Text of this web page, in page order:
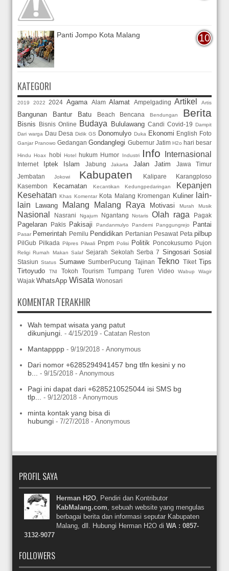
Panti Jompo Kota Malang
KATEGORI
2019 2022 2024 Agama Alam Alamat Ampelgading Artikel Artis
Bangunan Bantur Batu Beach Bencana Bendungan Berita
Bisnis Bisnis Online Budaya Bululawang Candi Covid-19 Dampit
Dari warga Dau Desa Didik GS Donomulyo Duka Ekonomi English Foto
Ganjar Pranowo Gedangan Gondanglegi Gubernur Jatim H2o hari besar
Hindu Hoax hobi Hotel hukum Humor Industri Info Internasional
Internet Iptek Islam Jabung Jakarta Jalan Jatim
Jawa Timur
Jembatan
Jokowi Kabupaten Kalipare
Karangploso
Kasembon
Kecamatan Kecantikan Kedungpedaringan
Kepanjen
Kesehatan Khas Komentar Kota Malang Kromengan Kuliner
lain-
lain
Lawang Malang Malang Raya Motivasi Murah Musik
Nasional Nasrani Ngajum Ngantang Notaris Olah raga Pagak
Pagelaran Pakis Pakisaji Pandanmulyo Pandemi Panggungrejo Pantai
Pasar Pemerintah Pemilu Pendidikan Pertanian Pesawat Peta pilbup
PilGub Pilkada Pilpres Pilwali Pnpm Polisi Politik Poncokusumo Pujon
Religi Rumah Makan Salaf Sejarah Sekolah Serba 7 Singosari Sosial
Stasiun Status Sumawe SumberPucung Tajinan Tekno Tiket Tips
Tirtoyudo
TNI Tokoh Tourism Tumpang Turen Video Wabup Wagir
Wajak WhatsApp Wisata Wonosari
KOMENTAR TERAKHIR
Wah tempat wisata yang patut
dikunjungi. - 4/15/2019 - Catatan Reston
Mantapppp - 9/19/2018 - Anonymous
Dari nomor +6285294941457 bng tlfn kesini y no
b...
- 9/15/2018 - Anonymous
Pagi ini dapat dari +6285210525044 isi SMS bg
tlp...
- 9/12/2018 - Anonymous
minta kontak yang bisa di
hubungi - 7/27/2018 - Anonymous
PROFIL SAYA
Herman H2O, Pendiri dan Kontributor
KabMalang.com, sebuah website yang mengulas
berbagai berita dan informasi seputar Kabupaten
Malang, dll. Hubungi Herman H2O di WA : 0857-
3132-9077
FOLLOWERS